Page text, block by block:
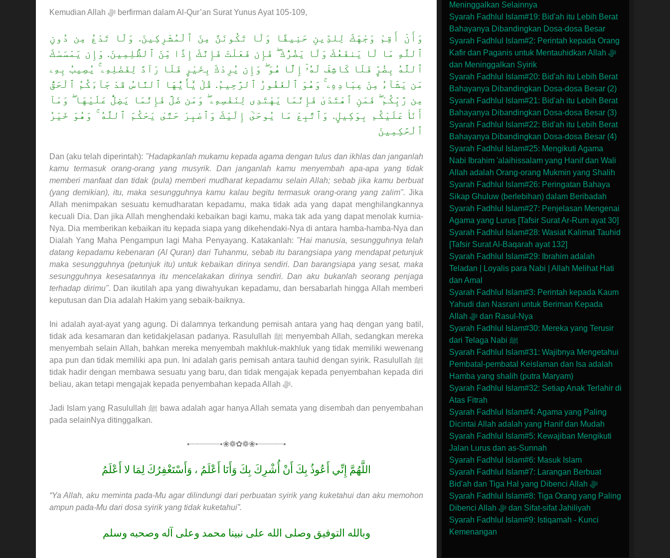
Kemudian Allah ﷻ berfirman dalam Al-Qur’an Surat Yunus Ayat 105-109,
وَأَنْ أَقِمْ وَجْهَكَ لِلدِّينِ حَنِيفًا وَلَا تَكُونَنَّ مِنَ ٱلْمُشْرِكِينَ. وَلَا تَدْعُ مِن دُونِ
ٱللَّهِ مَا لَا يَنفَعُكَ وَلَا يَضُرُّكَ ۖ فَإِن فَعَلْتَ فَإِنَّكَ إِذًا مِّنَ ٱلظَّٰلِمِينَ. وَإِن يَمْسَسْكَ
ٱللَّهُ بِضُرٍّ فَلَا كَاشِفَ لَهُۥٓ إِلَّا هُوَ ۖ وَإِن يُرِدْكَ بِخَيْرٍ فَلَا رَآدَّ لِفَضْلِهِۦ ۚ يُصِيبُ بِهِۦ
مَن يَشَآءُ مِنْ عِبَادِهِۦ ۚ وَهُوَ ٱلْغَفُورُ ٱلرَّحِيمُ. قُلْ يَٰٓأَيُّهَا ٱلنَّاسُ قَدْ جَآءَكُمُ ٱلْحَقُّ
مِن رَّبِّكُمْ ۖ فَمَنِ ٱهْتَدَىٰ فَإِنَّمَا يَهْتَدِى لِنَفْسِهِۦ ۖ وَمَن ضَلَّ فَإِنَّمَا يَضِلُّ عَلَيْهَا ۖ وَمَآ
أَنَا۠ عَلَيْكُم بِوَكِيلٍ. وَٱتَّبِعْ مَا يُوحَىٰٓ إِلَيْكَ وَٱصْبِرْ حَتَّىٰ يَحْكُمَ ٱللَّهُ ۚ وَهُوَ خَيْرُ
ٱلْحَٰكِمِينَ
Dan (aku telah diperintah): "Hadapkanlah mukamu kepada agama dengan tulus dan ikhlas dan janganlah
kamu termasuk orang-orang yang musyrik. Dan janganlah kamu menyembah apa-apa yang tidak
memberi manfaat dan tidak (pula) memberi mudharat kepadamu selain Allah; sebab jika kamu berbuat
(yang demikian), itu, maka sesungguhnya kamu kalau begitu termasuk orang-orang yang zalim". Jika
Allah menimpakan sesuatu kemudharatan kepadamu, maka tidak ada yang dapat menghilangkannya
kecuali Dia. Dan jika Allah menghendaki kebaikan bagi kamu, maka tak ada yang dapat menolak kurnia-
Nya. Dia memberikan kebaikan itu kepada siapa yang dikehendaki-Nya di antara hamba-hamba-Nya dan
Dialah Yang Maha Pengampun lagi Maha Penyayang. Katakanlah: "Hai manusia, sesungguhnya teIah
datang kepadamu kebenaran (Al Quran) dari Tuhanmu, sebab itu barangsiapa yang mendapat petunjuk
maka sesungguhnya (petunjuk itu) untuk kebaikan dirinya sendiri. Dan barangsiapa yang sesat, maka
sesungguhnya kesesatannya itu mencelakakan dirinya sendiri. Dan aku bukanlah seorang penjaga
terhadap dirimu". Dan ikutilah apa yang diwahyukan kepadamu, dan bersabarlah hingga Allah memberi
keputusan dan Dia adalah Hakim yang sebaik-baiknya.
Ini adalah ayat-ayat yang agung. Di dalamnya terkandung pemisah antara yang haq dengan yang batil,
tidak ada kesamaran dan ketidakjelasan padanya. Rasulullah ﷺ menyembah Allah, sedangkan mereka
menyembah selain Allah, bahkan mereka menyembah makhluk-makhluk yang tidak memiliki wewenang
apa pun dan tidak memiliki apa pun. Ini adalah garis pemisah antara tauhid dengan syirik. Rasulullah ﷺ
tidak hadir dengan membawa sesuatu yang baru, dan tidak mengajak kepada penyembahan kepada diri
beliau, akan tetapi mengajak kepada penyembahan kepada Allah ﷻ.
Jadi Islam yang Rasulullah ﷺ bawa adalah agar hanya Allah semata yang disembah dan penyembahan
pada selainNya ditinggalkan.
•┈┈┈┈┈┈•❀❁✿❁❀•┈┈┈┈┈•
اللَّهُمَّ إِنِّي أَعُوذُ بِكَ أَنْ أُشْرِكَ بِكَ وَأَنَا أَعْلَمُ ، وَأَسْتَغْفِرُكَ لِمَا لا أَعْلَمُ
“Ya Allah, aku meminta pada-Mu agar dilindungi dari perbuatan syirik yang kuketahui dan aku memohon
ampun pada-Mu dari dosa syirik yang tidak kuketahui”.
وبالله التوفيق وصلى الله على نبينا محمد وعلى آله وصحبه وسلم
Meninggalkan Selainnya
Syarah Fadhlul Islam#19: Bid'ah itu Lebih Berat
Bahayanya Dibandingkan Dosa-dosa Besar
Syarah Fadhlul Islam#2: Perintah kepada Orang
Kafir dan Paganis untuk Mentauhidkan Allah ﷻ
dan Meninggalkan Syirik
Syarah Fadhlul Islam#20: Bid'ah itu Lebih Berat
Bahayanya Dibandingkan Dosa-dosa Besar (2)
Syarah Fadhlul Islam#21: Bid'ah itu Lebih Berat
Bahayanya Dibandingkan Dosa-dosa Besar (3)
Syarah Fadhlul Islam#22: Bid'ah itu Lebih Berat
Bahayanya Dibandingkan Dosa-dosa Besar (4)
Syarah Fadhlul Islam#25: Mengikuti Agama
Nabi Ibrahim 'alaihissalam yang Hanif dan Wali
Allah adalah Orang-orang Mukmin yang Shalih
Syarah Fadhlul Islam#26: Peringatan Bahaya
Sikap Ghuluw (berlebihan) dalam Beribadah
Syarah Fadhlul Islam#27: Penjelasan Mengenai
Agama yang Lurus [Tafsir Surat Ar-Rum ayat 30]
Syarah Fadhlul Islam#28: Wasiat Kalimat Tauhid
[Tafsir Surat Al-Baqarah ayat 132]
Syarah Fadhlul Islam#29: Ibrahim adalah
Teladan | Loyalis para Nabi | Allah Melihat Hati
dan Amal
Syarah Fadhlul Islam#3: Perintah kepada Kaum
Yahudi dan Nasrani untuk Beriman Kepada
Allah ﷻ dan Rasul-Nya
Syarah Fadhlul Islam#30: Mereka yang Terusir
dari Telaga Nabi ﷺ
Syarah Fadhlul Islam#31: Wajibnya Mengetahui
Pembatal-pembatal Keislaman dan Isa adalah
Hamba yang shalih (putra Maryam)
Syarah Fadhlul Islam#32: Setiap Anak Terlahir di
Atas Fitrah
Syarah Fadhlul Islam#4: Agama yang Paling
Dicintai Allah adalah yang Hanif dan Mudah
Syarah Fadhlul Islam#5: Kewajiban Mengikuti
Jalan Lurus dan as-Sunnah
Syarah Fadhlul Islam#6: Masuk Islam
Syarah Fadhlul Islam#7: Larangan Berbuat
Bid'ah dan Tiga Hal yang Dibenci Allah ﷻ
Syarah Fadhlul Islam#8: Tiga Orang yang Paling
Dibenci Allah ﷻ dan Sifat-sifat Jahiliyah
Syarah Fadhlul Islam#9: Istiqamah - Kunci
Kemenangan